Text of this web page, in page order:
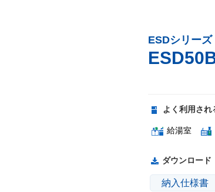
ESDシリーズ
よく利用され
給湯室
ダウンロード
納入仕様書